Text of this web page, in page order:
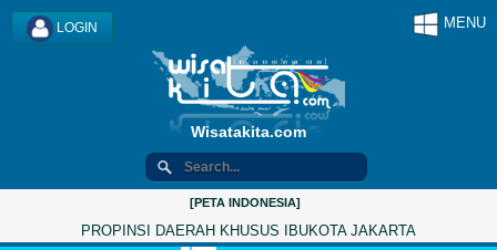
MENU
LOGIN
Wisatakita.com
[PETA INDONESIA]
PROPINSI DAERAH KHUSUS IBUKOTA JAKARTA